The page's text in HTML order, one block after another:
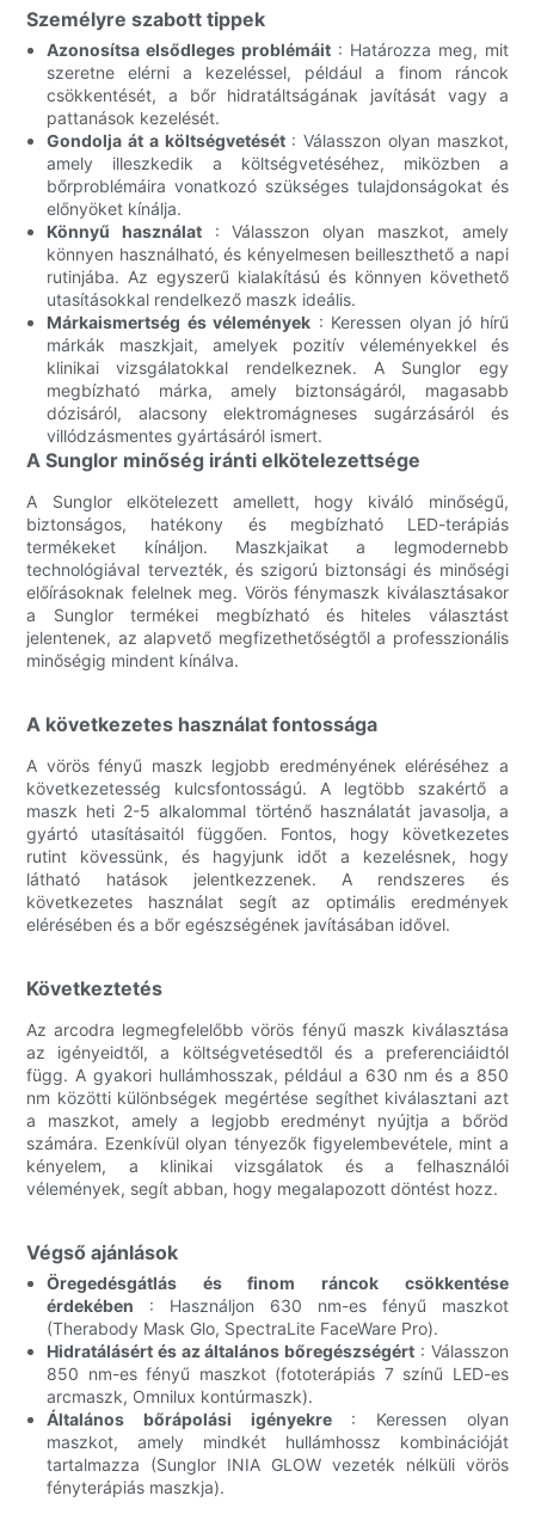
Személyre szabott tippek
Azonosítsa elsődleges problémáit : Határozza meg, mit
szeretne elérni a kezeléssel, például a finom ráncok
csökkentését, a bőr hidratáltságának javítását vagy a
pattanások kezelését.
Gondolja át a költségvetését: Válasszon olyan maszkot,
amely illeszkedik a költségvetéséhez, miközben a
bőrproblémáira vonatkozó szükséges tulajdonságokat és
előnyöket kínálja.
Könnyű használat: Válasszon olyan maszkot, amely
könnyen használható, és kényelmesen beilleszthető a napi
rutinjába. Az egyszerű kialakítású és könnyen követhető
utasításokkal rendelkező maszk ideális.
Márkaismertség és vélemények : Keressen olyan jó hírű
márkák maszkjait, amelyek pozitív véleményekkel és
klinikai vizsgálatokkal rendelkeznek. A Sunglor egy
megbízható márka, amely biztonságáról, magasabb
dózisáról, alacsony elektromágneses sugárzásáról és
villódzásmentes gyártásáról ismert.
A Sunglor minőség iránti elkötelezettsége
A Sunglor elkötelezett amellett, hogy kiváló minőségű,
biztonságos, hatékony és megbízható LED-terápiás
termékeket kínáljon. Maszkjaikat a legmodernebb
technológiával tervezték, és szigorú biztonsági és minőségi
előírásoknak felelnek meg. Vörös fénymaszk kiválasztásakor
a Sunglor termékei megbízható és hiteles választást
jelentenek, az alapvető megfizethetőségtől a professzionális
minőségig mindent kínálva.
A következetes használat fontossága
A vörös fényű maszk legjobb eredményének eléréséhez a
következetesség kulcsfontosságú. A legtöbb szakértő a
maszk heti 2-5 alkalommal történő használatát javasolja, a
gyártó utasításaitól függően. Fontos, hogy következetes
rutint kövessünk, és hagyjunk időt a kezelésnek, hogy
látható hatások jelentkezzenek. A rendszeres és
következetes használat segít az optimális eredmények
elérésében és a bőr egészségének javításában idővel.
Következtetés
Az arcodra legmegfelelőbb vörös fényű maszk kiválasztása
az igényeidtől, a költségvetésedtől és a preferenciáidtól
függ. A gyakori hullámhosszak, például a 630 nm és a 850
nm közötti különbségek megértése segíthet kiválasztani azt
a maszkot, amely a legjobb eredményt nyújtja a bőröd
számára. Ezenkívül olyan tényezők figyelembevétele, mint a
kényelem, a klinikai vizsgálatok és a felhasználói
vélemények, segít abban, hogy megalapozott döntést hozz.
Végső ajánlások
Öregedésgátlás és finom ráncok csökkentése
érdekében : Használjon 630 nm-es fényű maszkot
(Therabody Mask Glo, SpectraLite FaceWare Pro).
Hidratálásért és az általános bőregészségért : Válasszon
850 nm-es fényű maszkot (fototerápiás 7 színű LED-es
arcmaszk, Omnilux kontúrmaszk).
Általános bőrápolási igényekre: Keressen olyan
maszkot, amely mindkét hullámhossz kombinációját
tartalmazza (Sunglor INIA GLOW vezeték nélküli vörös
fényterápiás maszkja).